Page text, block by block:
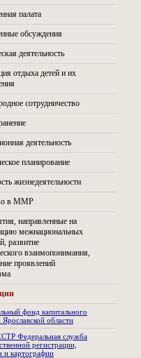
палата
обсуждения
деятельность
отдыха детей и их
сотрудничество
деятельность
планирование
жизнедеятельности
в ММР
направленные на
межнациональных
развитие
взаимопонимания,
проявлений
фонд капитального
Ярославской области
Федеральная служба
регистрации,
и картографии